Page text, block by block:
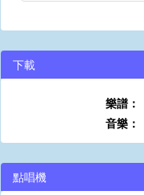
下載
樂譜：
音樂：
點唱機